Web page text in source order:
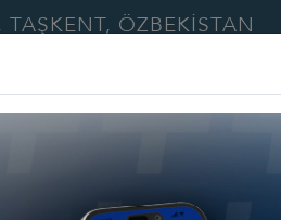
ÖZBEKİSTAN